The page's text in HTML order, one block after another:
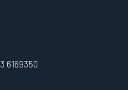
6169350